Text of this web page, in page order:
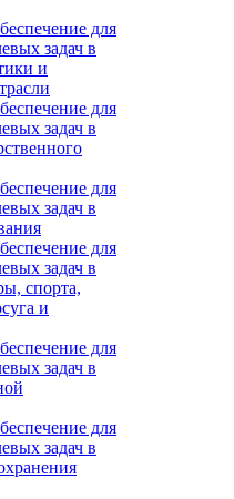
для
задач в
и
для
задач в
для
задач в
для
задач в
спорта,
и
для
задач в
для
задач в